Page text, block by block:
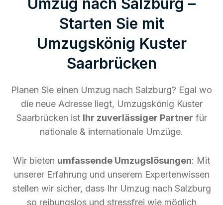
Starten Sie mit
Umzugskönig Kuster
Saarbrücken
Planen Sie einen Umzug nach Salzburg? Egal wo
die neue Adresse liegt, Umzugskönig Kuster
Saarbrücken ist Ihr zuverlässiger Partner für
nationale & internationale Umzüge.
Wir bieten umfassende Umzugslösungen: Mit
unserer Erfahrung und unserem Expertenwissen
stellen wir sicher, dass Ihr Umzug nach Salzburg
so reibungslos und stressfrei wie möglich